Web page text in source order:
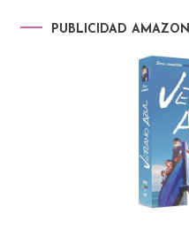
PUBLICIDAD AMAZON